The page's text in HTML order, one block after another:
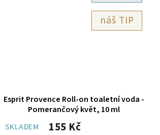
TIP
Esprit Provence Roll-on toaletní voda -
Pomerančový květ, 10 ml
SKLADEM
155 Kč